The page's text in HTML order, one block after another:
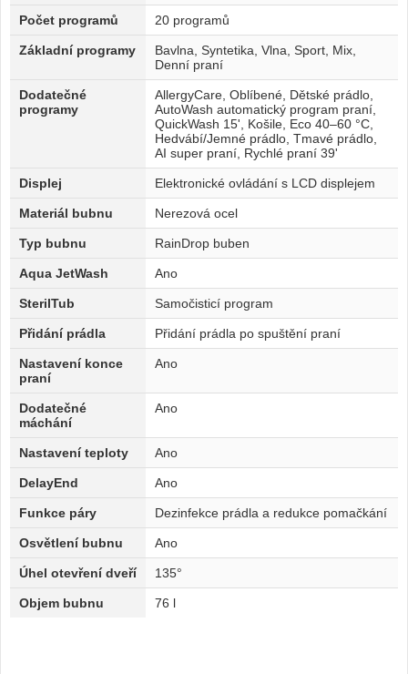
Počet programů 20 programů
Základní programy
Bavlna, Syntetika, Vlna, Sport, Mix,
Denní praní
Dodatečné
programy
AllergyCare, Oblíbené, Dětské prádlo,
AutoWash automatický program praní,
QuickWash 15', Košile, Eco 40–60 °C,
Hedvábí/Jemné prádlo, Tmavé prádlo,
AI super praní, Rychlé praní 39'
Displej Elektronické ovládání s LCD displejem
Materiál bubnu Nerezová ocel
Typ bubnu RainDrop buben
Aqua JetWash Ano
SterilTub Samočisticí program
Přidání prádla Přidání prádla po spuštění praní
Nastavení konce
praní
Ano
Dodatečné
máchání
Ano
Nastavení teploty Ano
DelayEnd Ano
Funkce páry Dezinfekce prádla a redukce pomačkání
Osvětlení bubnu Ano
Úhel otevření dveří 135°
Objem bubnu 76 l